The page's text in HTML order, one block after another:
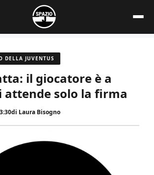
DELLA JUVENTUS
il giocatore è a
attende solo la firma
di Laura Bisogno